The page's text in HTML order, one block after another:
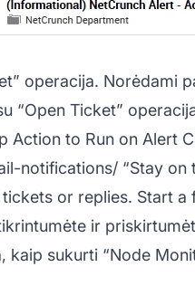
operacija. Norėdami
“Open Ticket”
Action to Run on Alert
notifications/ “Stay on
or replies. Start a
ir
sukurti “Node